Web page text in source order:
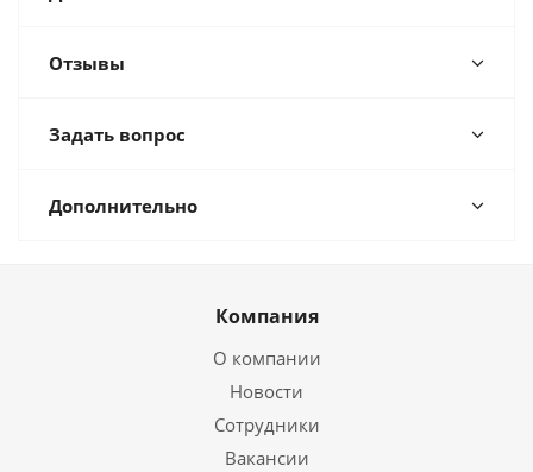
Отзывы
Задать вопрос
Дополнительно
Компания
О компании
Новости
Сотрудники
Вакансии